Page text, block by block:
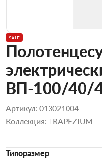
SALE
ВП-100/40/
Артикул: 013021004
Коллекция: TRAPEZIUM
Типоразмер